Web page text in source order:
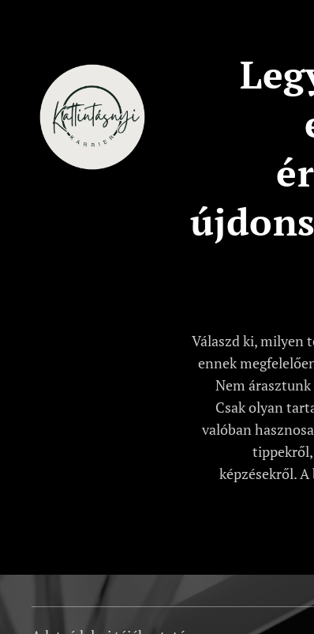
Válaszd ki, milyen
ennek
Nem árasztunk
Csak olyan
valóban
képzésekről.